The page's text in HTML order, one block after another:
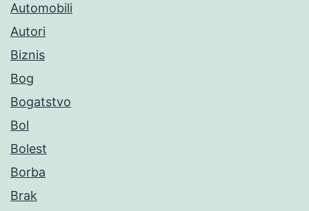
Automobili
Autori
Biznis
Bog
Bogatstvo
Bol
Bolest
Borba
Brak